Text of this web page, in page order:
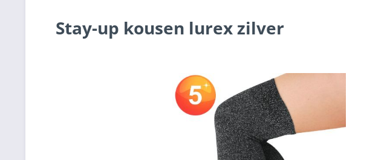
Stay-up kousen lurex zilver